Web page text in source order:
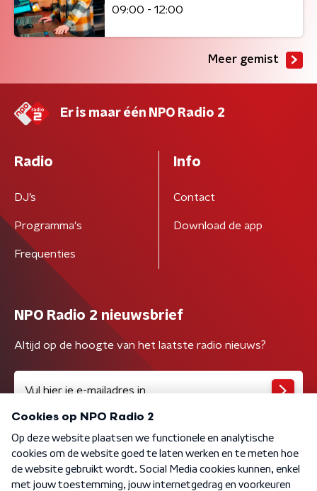
09:00 - 12:00
Meer gemist
Er is maar één NPO Radio 2
Radio
DJ’s
Programma's
Frequenties
Info
Contact
Download de app
NPO Radio 2 nieuwsbrief
Altijd op de hoogte van het laatste radio nieuws?
Algemene voorwaarden